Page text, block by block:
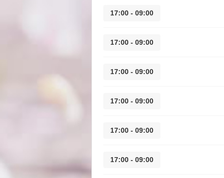
09:00 - 17:00
09:00 - 17:00
09:00 - 17:00
09:00 - 17:00
09:00 - 17:00
09:00 - 17:00